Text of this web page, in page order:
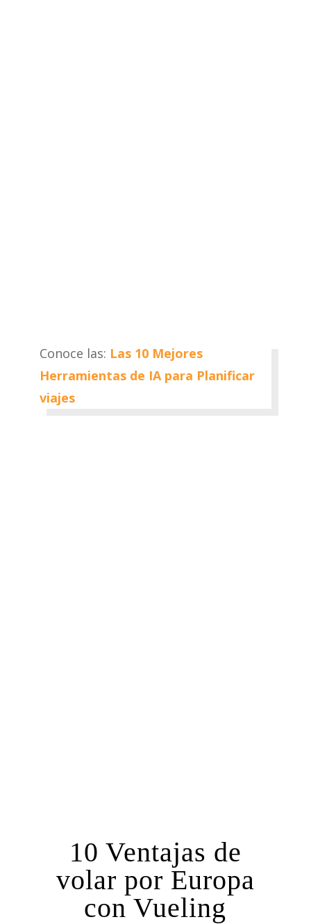
Conoce las: Las 10 Mejores
Herramientas de IA para Planificar
viajes
10 Ventajas de
volar por Europa
con Vueling